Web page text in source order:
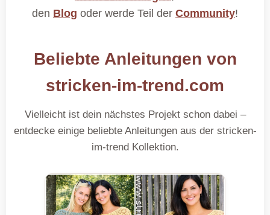
den Blog oder werde Teil der Community!
Beliebte Anleitungen von
stricken-im-trend.com
Vielleicht ist dein nächstes Projekt schon dabei –
entdecke einige beliebte Anleitungen aus der stricken-
im-trend Kollektion.